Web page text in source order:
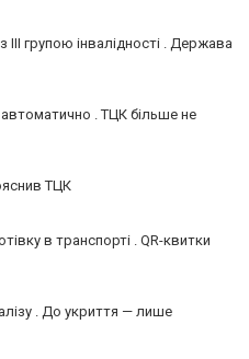
групою інвалідності . Держава
. ТЦК більше не
ТЦК
в транспорті . QR-квитки
. До укриття — лише